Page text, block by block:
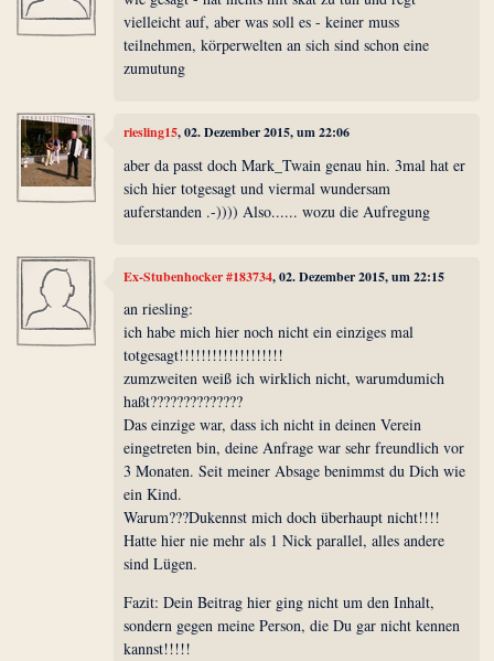
vielleicht auf, aber was soll es - keiner muss
teilnehmen, körperwelten an sich sind schon eine
zumutung
riesling15, 02. Dezember 2015, um 22:06
aber da passt doch Mark_Twain genau hin. 3mal hat er
sich hier totgesagt und viermal wundersam
auferstanden .-)))) Also...... wozu die Aufregung
Ex-Stubenhocker #183734, 02. Dezember 2015, um 22:15
an riesling:
ich habe mich hier noch nicht ein einziges mal
totgesagt!!!!!!!!!!!!!!!!!!!
zumzweiten weiß ich wirklich nicht, warumdumich
haßt??????????????
Das einzige war, dass ich nicht in deinen Verein
eingetreten bin, deine Anfrage war sehr freundlich vor
3 Monaten. Seit meiner Absage benimmst du Dich wie
ein Kind.
Warum???Dukennst mich doch überhaupt nicht!!!!
Hatte hier nie mehr als 1 Nick parallel, alles andere
sind Lügen.
Fazit: Dein Beitrag hier ging nicht um den Inhalt,
sondern gegen meine Person, die Du gar nicht kennen
kannst!!!!!